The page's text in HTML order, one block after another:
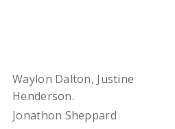
Waylon Dalton, Justine
Henderson.
Jonathon Sheppard